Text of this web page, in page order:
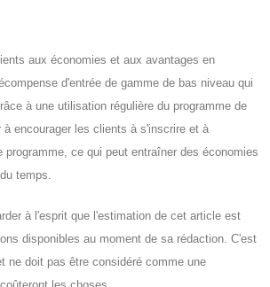
aux économies et aux avantages en
d'entrée de gamme de bas niveau qui
à une utilisation régulière du programme de
à encourager les clients à s'inscrire et à
programme, ce qui peut entraîner des économies
temps.
à l'esprit que l'estimation de cet article est
disponibles au moment de sa rédaction. C'est
ne doit pas être considéré comme une